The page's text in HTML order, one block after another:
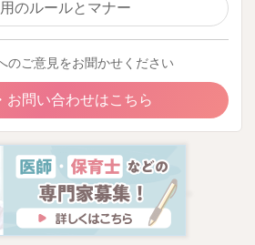
のルールとマナー
のご意見をお聞かせください
お問い合わせはこちら